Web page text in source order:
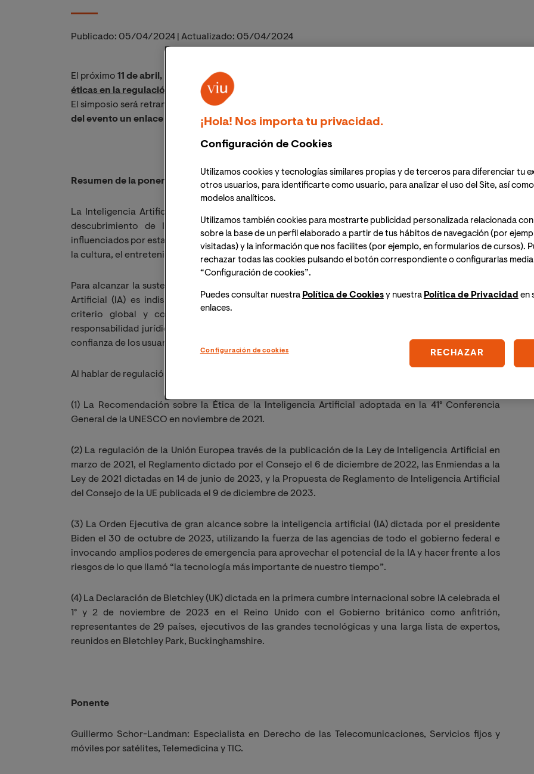
Publicado: 05/04/2024 Actualizado: 05/04/2024
El próximo 11 de abril, la Facultad de Ciencias Sociales celebrará la masterclass
éticas en la regulación de la inteligencia artificial"
El simposio será retransmitido en directo vía online.
del evento un enlace para acceder a la sesión.
Resumen de la ponencia
La Inteligencia Artificial será a corto plazo tan trascendental como hace unas décadas lo fue el
descubrimiento de Internet, ya que todos los sectores de nuestra sociedad están siendo
influenciados por esta tecnología la agricultura, la industria, el comercio, los servicios, la educación,
la cultura, el entretenimiento, y la salud.
Para alcanzar la sustentabilidad de las mejores prácticas en el uso de las soluciones de Inteligencia
Artificial (IA) es indispensable establecer un marco regulatorio, que debería ser elaborado con
criterio global y considerando que la IA puede poner en crisis algunos elementos de la
responsabilidad jurídica tradicional, limitando el uso masivo de estas innovaciones por la falta de
confianza de los usuarios para su uso intensivo.
Al hablar de regulación de la IA hay que considerar entre otros aspectos:
(1) La Recomendación sobre la Ética de la Inteligencia Artificial adoptada en la 41° Conferencia
General de la UNESCO en noviembre de 2021.
(2) La regulación de la Unión Europea través de la publicación de la Ley de Inteligencia Artificial en
marzo de 2021, el Reglamento dictado por el Consejo el 6 de diciembre de 2022, las Enmiendas a la
Ley de 2021 dictadas en 14 de junio de 2023, y la Propuesta de Reglamento de Inteligencia Artificial
del Consejo de la UE publicada el 9 de diciembre de 2023.
(3) La Orden Ejecutiva de gran alcance sobre la inteligencia artificial (IA) dictada por el presidente
Biden el 30 de octubre de 2023, utilizando la fuerza de las agencias de todo el gobierno federal e
invocando amplios poderes de emergencia para aprovechar el potencial de la IA y hacer frente a los
riesgos de lo que llamó “la tecnología más importante de nuestro tiempo”.
(4) La Declaración de Bletchley (UK) dictada en la primera cumbre internacional sobre IA celebrada el
1° y 2 de noviembre de 2023 en el Reino Unido con el Gobierno británico como anfitrión,
representantes de 29 países, ejecutivos de las grandes tecnológicas y una larga lista de expertos,
reunidos en Bletchley Park, Buckinghamshire.
Ponente
Guillermo Schor-Landman: Especialista en Derecho de las Telecomunicaciones, Servicios fijos y
móviles por satélites, Telemedicina y TIC.
¡Hola! Nos importa tu privacidad.
Configuración de Cookies
Utilizamos cookies y tecnologías similares propias y de terceros para diferenciar tu
otros usuarios, para identificarte como usuario, para analizar el uso del Site, así
modelos analíticos.
Utilizamos también cookies para mostrarte publicidad personalizada relacionada
sobre la base de un perfil elaborado a partir de tus hábitos de navegación (por
visitadas) y la información que nos facilites (por ejemplo, en formularios de cursos).
rechazar todas las cookies pulsando el botón correspondiente o configurarlas
“Configuración de cookies”.
Puedes consultar nuestra Política de Cookiesy nuestra Política de Privacidad en
enlaces.
Configuración de cookies RECHAZAR